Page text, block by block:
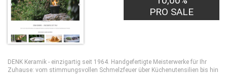
PRO SALE
DENK Keramik - einzigartig seit 1964. Handgefertigte Meisterwerke für Ihr
Zuhause: vom stimmungsvollen Schmelzfeuer über Küchenutensilien bis hin